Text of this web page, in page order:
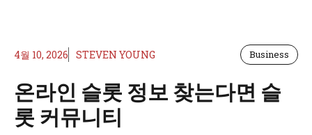
4월 10, 2026 STEVEN YOUNG Business
온라인 슬롯 정보 찾는다면 슬
롯 커뮤니티